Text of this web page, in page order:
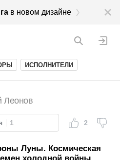
в новом дизайне
ИСПОЛНИТЕЛИ
Леонов
1 2
Луны. Космическая